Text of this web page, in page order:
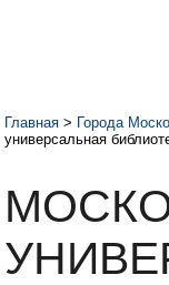
Главная > Города
универсальная